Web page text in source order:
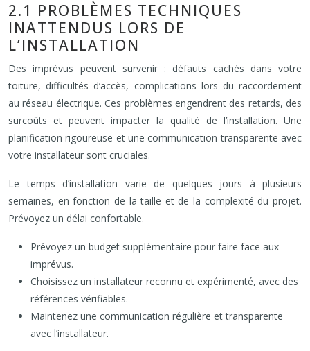
2.1 PROBLÈMES TECHNIQUES
INATTENDUS LORS DE
L’INSTALLATION
Des imprévus peuvent survenir : défauts cachés dans votre
toiture, difficultés d’accès, complications lors du raccordement
au réseau électrique. Ces problèmes engendrent des retards, des
surcoûts et peuvent impacter la qualité de l’installation. Une
planification rigoureuse et une communication transparente avec
votre installateur sont cruciales.
Le temps d’installation varie de quelques jours à plusieurs
semaines, en fonction de la taille et de la complexité du projet.
Prévoyez un délai confortable.
Prévoyez un budget supplémentaire pour faire face aux
imprévus.
Choisissez un installateur reconnu et expérimenté, avec des
références vérifiables.
Maintenez une communication régulière et transparente
avec l’installateur.